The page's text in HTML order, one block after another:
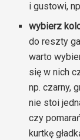
i gustowi,
wybierz
do reszty
warto
się w nich
np. czarny,
nie stoi
czy
kurtkę